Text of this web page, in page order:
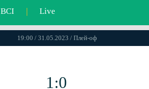
ВСІ | Live
19:00 / 31.05.2023 / Плей-оф
1:0